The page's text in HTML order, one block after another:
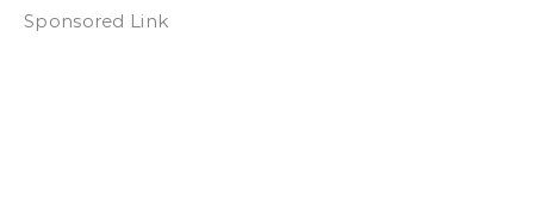
Sponsored Link